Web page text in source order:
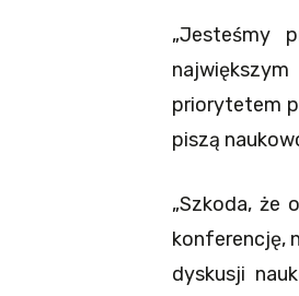
„Jesteśmy
priorytetem
piszą
„Szkoda, że
konferencję,
dyskusji